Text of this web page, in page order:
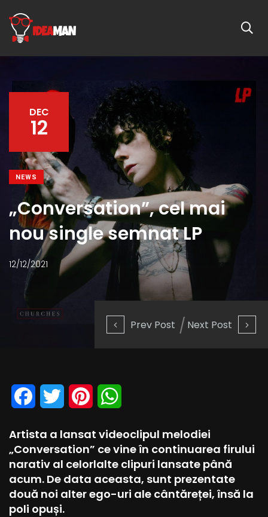
Prev Post Next Post
DEC
12
NEWS
„Conversation”, cel mai
nou single semnat LP
12/12/2021
Facebook
Twitter Pinterest
Artista a lansat videoclipul melodiei
„Conversation” ce vine în continuarea firului
narativ al celorlalte clipuri lansate până
acum. De data aceasta, sunt prezentate
două noi alter ego-uri ale cântăreței, însă la
poli opuși.